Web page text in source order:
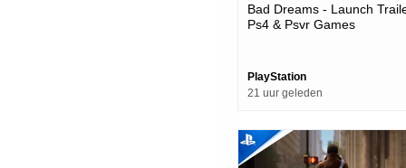
Bad Dreams - Launch
Ps4 & Psvr Games
PlayStation
21 uur geleden